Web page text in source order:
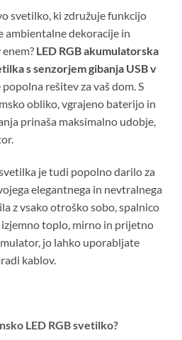
svetilko, ki združuje funkcijo
ambientalne dekoracije in
LED RGB akumulatorska
s senzorjem gibanja USB v
rešitev za vaš dom. S
obliko, vgrajeno baterijo in
prinaša maksimalno udobje,
je tudi popolno darilo za
elegantnega in nevtralnega
z vsako otroško sobo, spalnico
toplo, mirno in prijetno
jo lahko uporabljate
kablov.
LED RGB svetilko?